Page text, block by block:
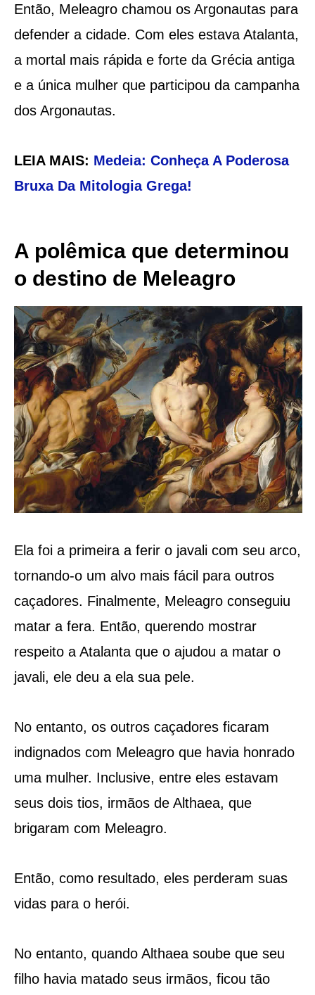
Então, Meleagro chamou os Argonautas para
defender a cidade. Com eles estava Atalanta,
a mortal mais rápida e forte da Grécia antiga
e a única mulher que participou da campanha
dos Argonautas.
LEIA MAIS: Medeia: Conheça A Poderosa
Bruxa Da Mitologia Grega!
A polêmica que determinou
o destino de Meleagro
Ela foi a primeira a ferir o javali com seu arco,
tornando-o um alvo mais fácil para outros
caçadores. Finalmente, Meleagro conseguiu
matar a fera. Então, querendo mostrar
respeito a Atalanta que o ajudou a matar o
javali, ele deu a ela sua pele.
No entanto, os outros caçadores ficaram
indignados com Meleagro que havia honrado
uma mulher. Inclusive, entre eles estavam
seus dois tios, irmãos de Althaea, que
brigaram com Meleagro.
Então, como resultado, eles perderam suas
vidas para o herói.
No entanto, quando Althaea soube que seu
filho havia matado seus irmãos, ficou tão